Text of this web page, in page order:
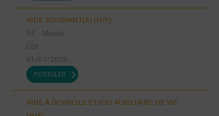
AIDE SOIGNANT(E) (H/F)
55 - Meuse
CDI
01/07/2026
POSTULER
AIDE À DOMICILE ET/OU AUXILIAIRE DE VIE